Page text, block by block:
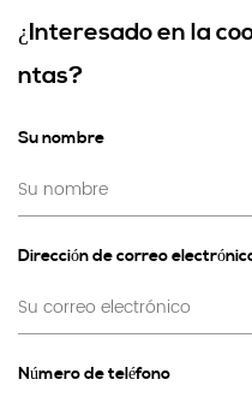
¿Interesado en la
ntas?
Su nombre
Dirección de correo
Número de teléfono